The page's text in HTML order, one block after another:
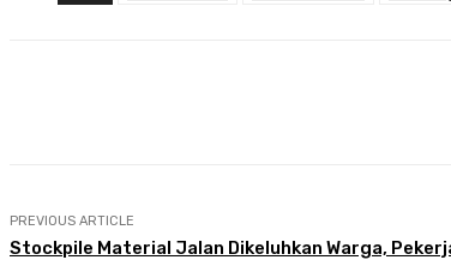
PREVIOUS ARTICLE
Stockpile Material Jalan Dikeluhkan Warga,